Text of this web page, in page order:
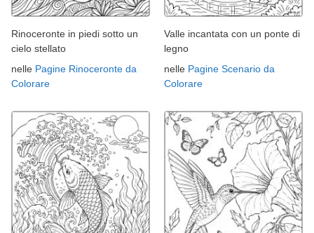
Rinoceronte in piedi sotto un
cielo stellato
nelle Pagine Rinoceronte da
Colorare
Valle incantata con un ponte di
legno
nelle Pagine Scenario da
Colorare